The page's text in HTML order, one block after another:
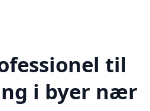
til
i byer nær